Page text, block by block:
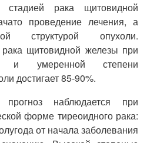
стадией рака щитовидной
проведение лечения, а
структурой опухоли.
рака щитовидной железы при
и умеренной степени
достигает 85-90%.
прогноз наблюдается при
форме тиреоидного рака:
от начала заболевания